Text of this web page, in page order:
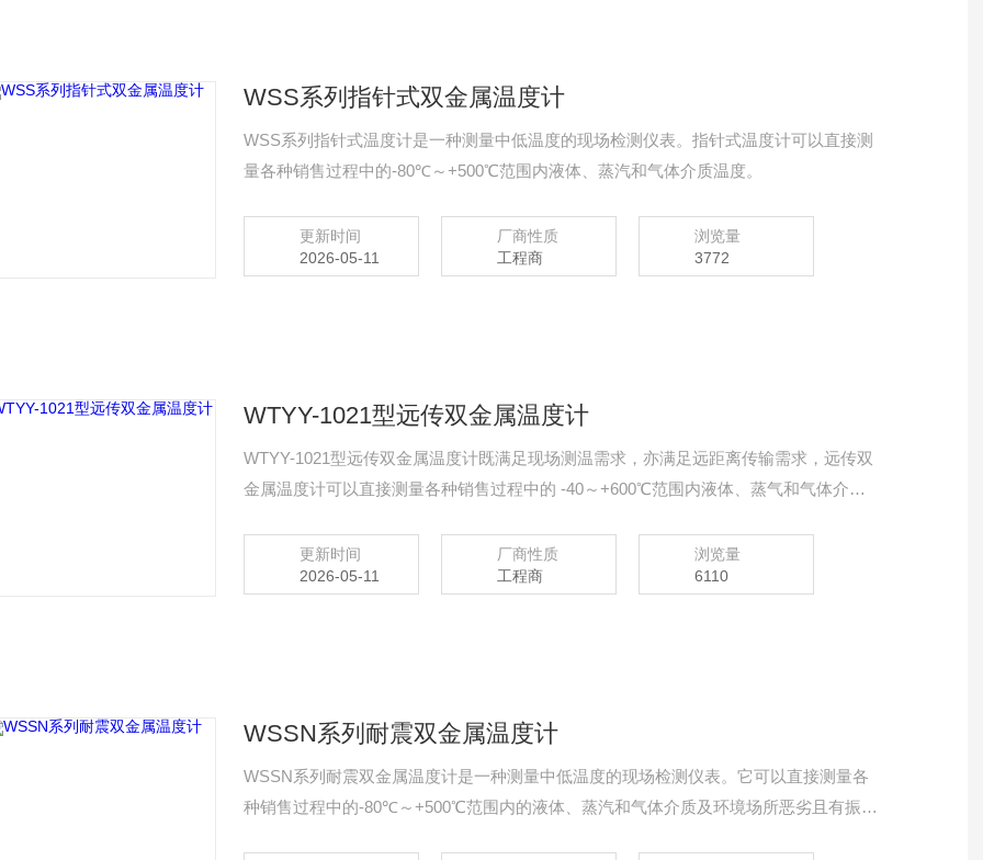
WSS系列指针式双金属温度计
WSS系列指针式温度计是一种测量中低温度的现场检测仪表。指针式温度计可以直接测
量各种销售过程中的-80℃～+500℃范围内液体、蒸汽和气体介质温度。
更新时间
2026-05-11
厂商性质
工程商
浏览量
3772
WTYY-1021型远传双金属温度计
WTYY-1021型远传双金属温度计既满足现场测温需求，亦满足远距离传输需求，远传双
金属温度计可以直接测量各种销售过程中的 -40～+600℃范围内液体、蒸气和气体介质
更新时间
2026-05-11
厂商性质
工程商
浏览量
6110
WSSN系列耐震双金属温度计
WSSN系列耐震双金属温度计是一种测量中低温度的现场检测仪表。它可以直接测量各
种销售过程中的-80℃～+500℃范围内的液体、蒸汽和气体介质及环境场所恶劣且有振动